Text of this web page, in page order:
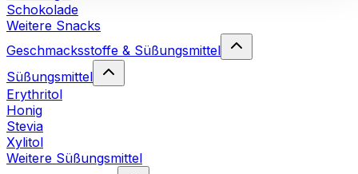
Sie können Ihre Einwilligung jederzeit in den
Einstellungenauf unserer Webseite ändern oder
Mehr Info
Schokolade
Weitere Snacks
Geschmacksstoffe & Süßungsmittel
Süßungsmittel
Erythritol
Honig
Stevia
Xylitol
Weitere Süßungsmittel